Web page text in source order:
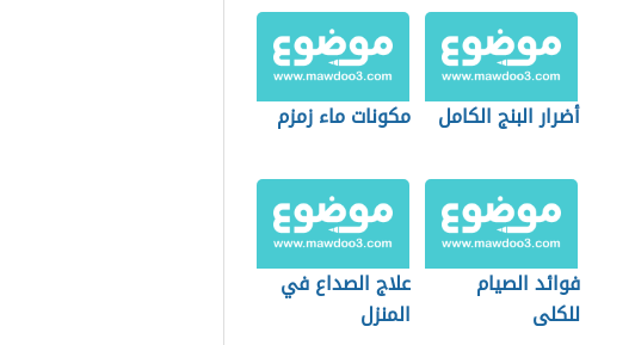
أضرار البنج الكامل مكونات ماء زمزم
فوائد الصيام
للكلى
علاج الصداع في
المنزل